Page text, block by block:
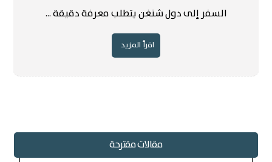
السفر إلى دول شنغن يتطلب معرفة دقيقة ...
اقرأ المزيد
مقالات مقترحة